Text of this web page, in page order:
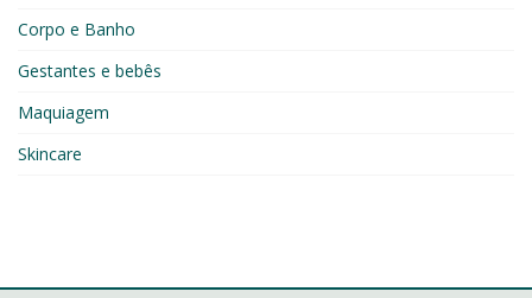
Corpo e Banho
Gestantes e bebês
Maquiagem
Skincare